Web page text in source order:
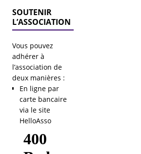
SOUTENIR
L’ASSOCIATION
Vous pouvez
adhérer à
l’association de
deux manières :
En ligne par
carte bancaire
via le site
HelloAsso